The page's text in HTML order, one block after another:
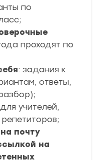
по
проходят по
: задания к
ответы,
для учителей,
почту
на